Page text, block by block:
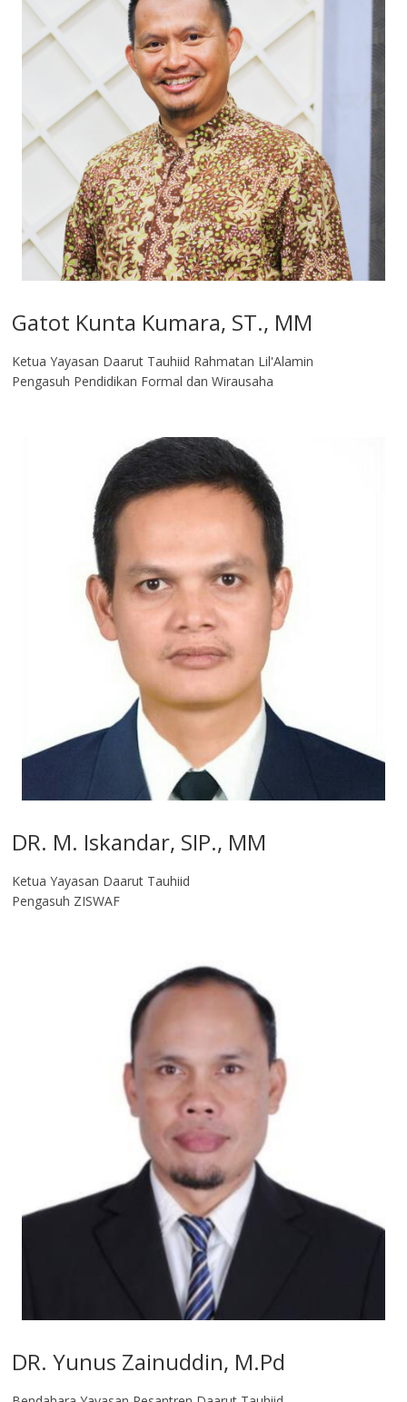
Gatot Kunta Kumara, ST., MM
Ketua Yayasan Daarut Tauhiid Rahmatan Lil'Alamin
Pengasuh Pendidikan Formal dan Wirausaha
DR. M. Iskandar, SIP., MM
Ketua Yayasan Daarut Tauhiid
Pengasuh ZISWAF
DR. Yunus Zainuddin, M.Pd